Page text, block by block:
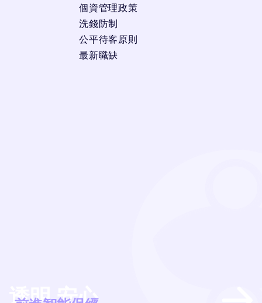
個資管理政策
洗錢防制
公平待客原則
最新職缺
透明 安心